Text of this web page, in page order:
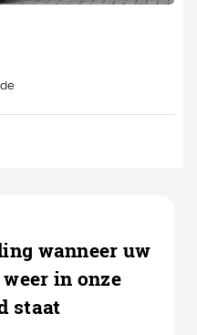
wanneer uw
in onze
staat